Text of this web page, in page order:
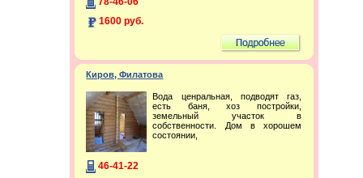
1600 руб.
Киров, Филатова
Вода ценральная, подводят газ,
есть баня, хоз постройки,
земельный участок в
собственности. Дом в хорошем
состоянии,
46-41-22